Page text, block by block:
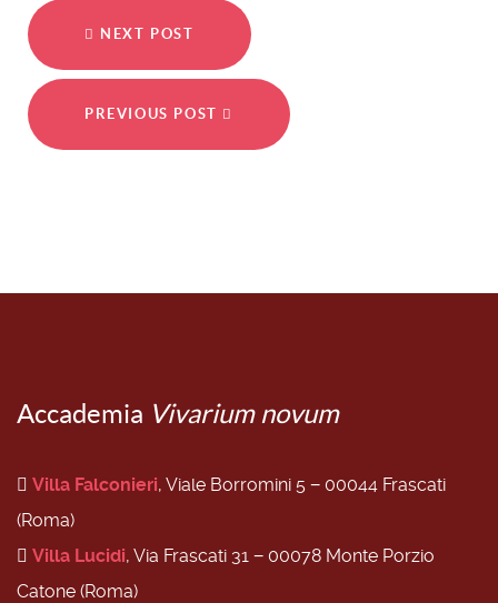
NEXT POST
PREVIOUS POST
Accademia Vivarium novum
Villa Falconieri, Viale Borromini 5 − 00044 Frascati
(Roma)
Villa Lucidi, Via Frascati 31 − 00078 Monte Porzio
Catone (Roma)